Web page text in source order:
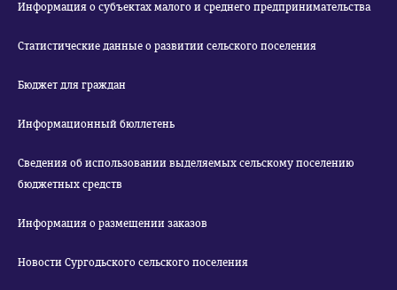
Информация о субъектах малого и среднего предпринимательства
Статистические данные о развитии сельского поселения
Бюджет для граждан
Информационный бюллетень
Сведения об использовании выделяемых сельскому поселению
бюджетных средств
Информация о размещении заказов
Новости Сургодьского сельского поселения